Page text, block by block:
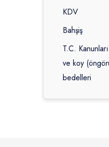
KDV
Bahşiş
T.C.
ve koy
bedelleri